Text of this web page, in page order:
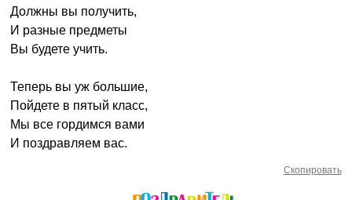
Должны вы получить,
И разные предметы
Вы будете учить.
Теперь вы уж большие,
Пойдете в пятый класс,
Мы все гордимся вами
И поздравляем вас.
Скопировать